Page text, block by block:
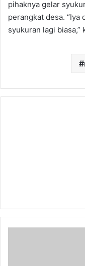
pihaknya gelar
perangkat desa. “Iya
syukuran lagi biasa,”